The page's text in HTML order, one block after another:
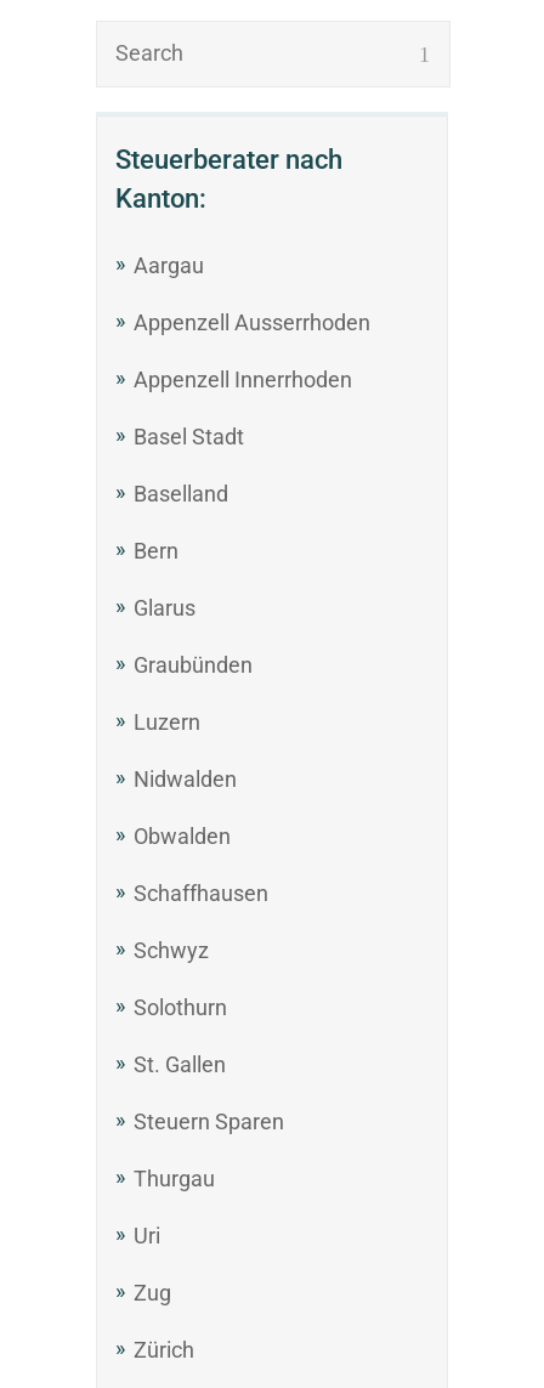
Steuerberater nach
Kanton:
Aargau
Appenzell Ausserrhoden
Appenzell Innerrhoden
Basel Stadt
Baselland
Bern
Glarus
Graubünden
Luzern
Nidwalden
Obwalden
Schaffhausen
Schwyz
Solothurn
St. Gallen
Steuern Sparen
Thurgau
Uri
Zug
Zürich